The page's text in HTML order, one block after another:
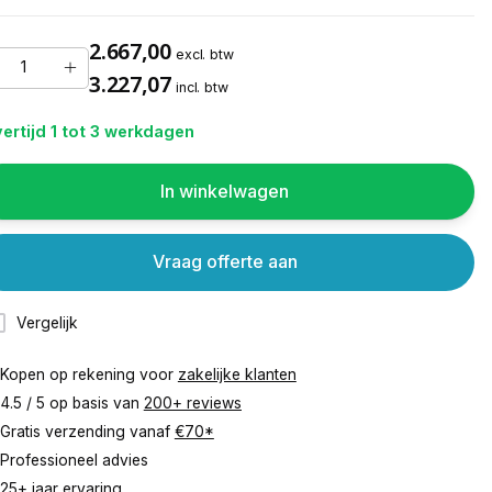
2.667,00 excl. btw
3.227,07 incl. btw
1 tot 3 werkdagen
In winkelwagen
Vergelijk
Vraag offerte aan
Kopen op rekening voor zakelijke klanten
4.5 / 5 op basis van 200+ reviews
Gratis verzending vanaf €70*
Professioneel advies